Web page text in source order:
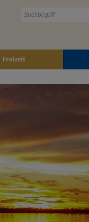
Freizeit